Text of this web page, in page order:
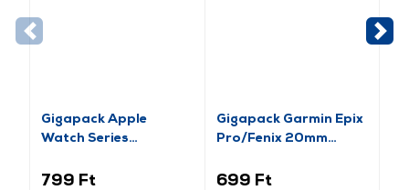
Gigapack Apple
Watch Series
fekete/rozéarany (GP-
799 Ft
Gigapack Garmin Epix
Pro/Fenix 20mm
rózsaszín (149213)
699 Ft